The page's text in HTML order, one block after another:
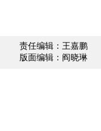
责任编辑：王嘉鹏
版面编辑：阎晓琳